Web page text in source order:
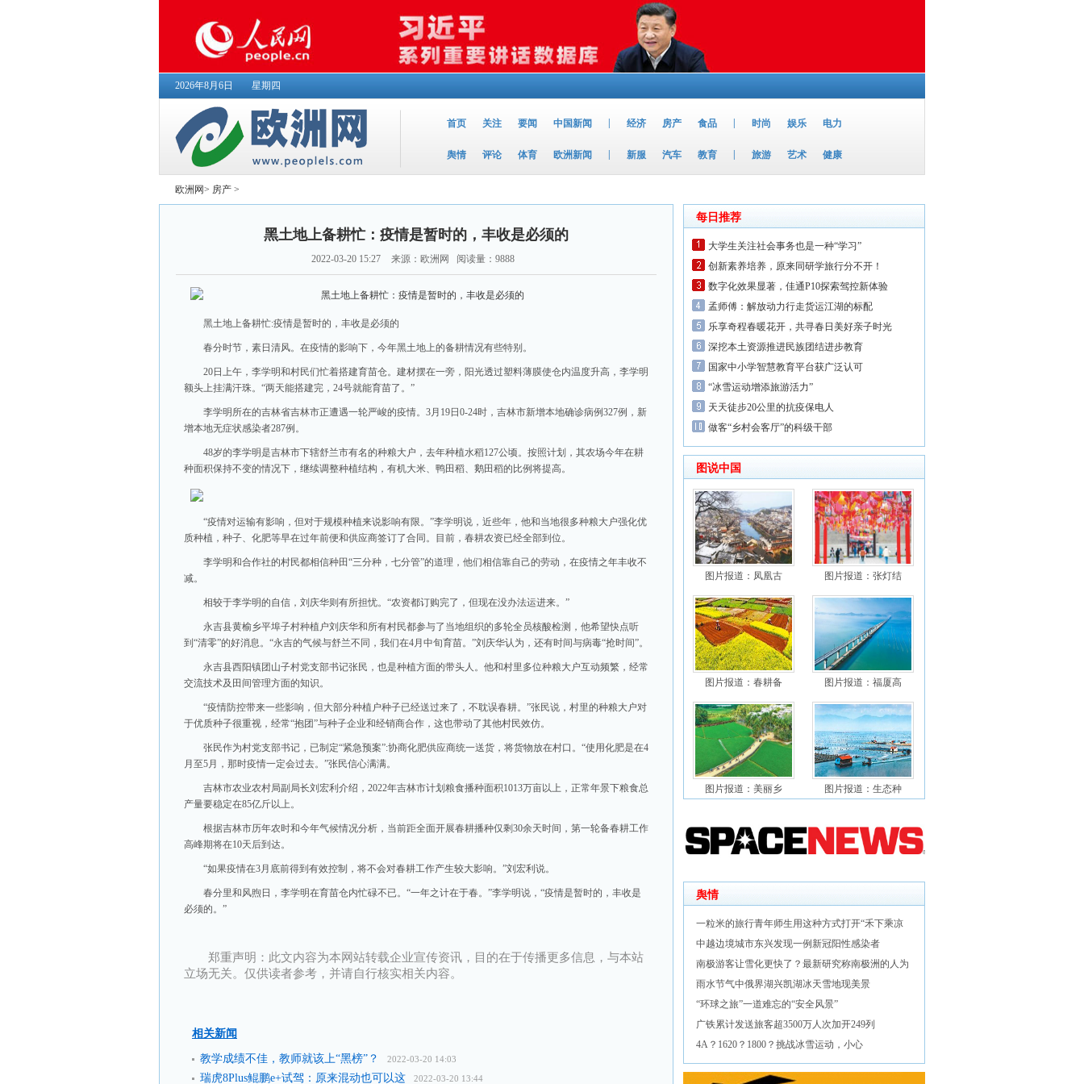
2026年8月6日 星期四
首页 关注 要闻 中国新闻 经济 房产 食品 时尚 娱乐 电力
舆情 评论 体育 欧洲新闻 新服 汽车 教育 旅游 艺术 健康
欧洲网> 房产 >
黑土地上备耕忙：疫情是暂时的，丰收是必须的
2022-03-20 15:27 来源：欧洲网 阅读量：9888
黑土地上备耕忙:疫情是暂时的，丰收是必须的
春分时节，素日清风。在疫情的影响下，今年黑土地上的备耕情况有些特别。
20日上午，李学明和村民们忙着搭建育苗仓。建材摆在一旁，阳光透过塑料薄膜使仓内温度升高，李学明
额头上挂满汗珠。“两天能搭建完，24号就能育苗了。”
李学明所在的吉林省吉林市正遭遇一轮严峻的疫情。3月19日0-24时，吉林市新增本地确诊病例327例，新
增本地无症状感染者287例。
48岁的李学明是吉林市下辖舒兰市有名的种粮大户，去年种植水稻127公顷。按照计划，其农场今年在耕
种面积保持不变的情况下，继续调整种植结构，有机大米、鸭田稻、鹅田稻的比例将提高。
“疫情对运输有影响，但对于规模种植来说影响有限。”李学明说，近些年，他和当地很多种粮大户强化优
质种植，种子、化肥等早在过年前便和供应商签订了合同。目前，春耕农资已经全部到位。
李学明和合作社的村民都相信种田“三分种，七分管”的道理，他们相信靠自己的劳动，在疫情之年丰收不
减。
相较于李学明的自信，刘庆华则有所担忧。“农资都订购完了，但现在没办法运进来。”
永吉县黄榆乡平埠子村种植户刘庆华和所有村民都参与了当地组织的多轮全员核酸检测，他希望快点听
到“清零”的好消息。“永吉的气候与舒兰不同，我们在4月中旬育苗。”刘庆华认为，还有时间与病毒“抢时间”。
永吉县西阳镇团山子村党支部书记张民，也是种植方面的带头人。他和村里多位种粮大户互动频繁，经常
交流技术及田间管理方面的知识。
“疫情防控带来一些影响，但大部分种植户种子已经送过来了，不耽误春耕。”张民说，村里的种粮大户对
于优质种子很重视，经常“抱团”与种子企业和经销商合作，这也带动了其他村民效仿。
张民作为村党支部书记，已制定“紧急预案”:协商化肥供应商统一送货，将货物放在村口。“使用化肥是在4
月至5月，那时疫情一定会过去。”张民信心满满。
吉林市农业农村局副局长刘宏利介绍，2022年吉林市计划粮食播种面积1013万亩以上，正常年景下粮食总
产量要稳定在85亿斤以上。
根据吉林市历年农时和今年气候情况分析，当前距全面开展春耕播种仅剩30余天时间，第一轮备春耕工作
高峰期将在10天后到达。
“如果疫情在3月底前得到有效控制，将不会对春耕工作产生较大影响。”刘宏利说。
春分里和风煦日，李学明在育苗仓内忙碌不已。“一年之计在于春。”李学明说，“疫情是暂时的，丰收是
必须的。”
郑重声明：此文内容为本网站转载企业宣传资讯，目的在于传播更多信息，与本站
立场无关。仅供读者参考，并请自行核实相关内容。
相关新闻
教学成绩不佳，教师就该上“黑榜”？ 2022-03-20 14:03
瑞虎8Plus鲲鹏e+试驾：原来混动也可以这 2022-03-20 13:44
每日推荐
大学生关注社会事务也是一种“学习”
​创新素养培养，原来同研学旅行分不开！
数字化效果显著，佳通P10探索驾控新体验
孟师傅：解放动力行走货运江湖的标配
乐享奇程春暖花开，共寻春日美好亲子时光
深挖本土资源推进民族团结进步教育
国家中小学智慧教育平台获广泛认可
“冰雪运动增添旅游活力”
天天徒步20公里的抗疫保电人
做客“乡村会客厅”的科级干部
图说中国
图片报道：凤凰古 图片报道：张灯结
图片报道：春耕备 图片报道：福厦高
图片报道：美丽乡 图片报道：生态种
舆情
一粒米的旅行青年师生用这种方式打开“禾下乘凉
中越边境城市东兴发现一例新冠阳性感染者
南极游客让雪化更快了？最新研究称南极洲的人为
雨水节气中俄界湖兴凯湖冰天雪地现美景
“环球之旅”一道难忘的“安全风景”
广铁累计发送旅客超3500万人次加开249列
4A？1620？1800？挑战冰雪运动，小心